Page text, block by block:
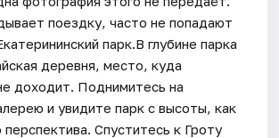
поездку, часто не попадают
парк.В глубине парка
деревня, место, куда
доходит. Поднимитесь на
и увидите парк с высоты, как
перспектива. Спуститесь к Гроту